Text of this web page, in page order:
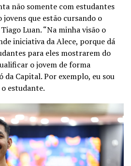
não somente com estudantes
jovens que estão cursando o
Luan. “Na minha visão o
iniciativa da Alece, porque dá
para eles mostrarem do
o jovem de forma
da Capital. Por exemplo, eu sou
estudante.